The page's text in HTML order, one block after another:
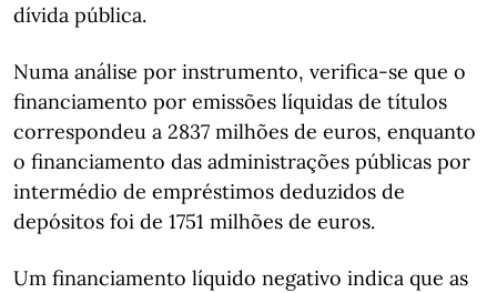
dívida pública.
Numa análise por instrumento, verifica-se que o
financiamento por emissões líquidas de títulos
correspondeu a 2837 milhões de euros, enquanto
o financiamento das administrações públicas por
intermédio de empréstimos deduzidos de
depósitos foi de 1751 milhões de euros.
Um financiamento líquido negativo indica que as